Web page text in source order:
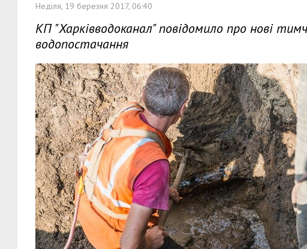
Неділя, 19 березня 2017, 06:40
КП "Харківводоканал" повідомило про нові
водопостачання